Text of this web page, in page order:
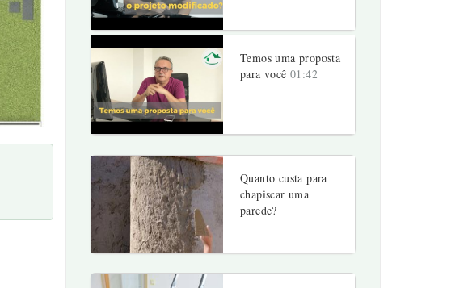
Temos uma proposta
para você01:42
Quanto custa para
chapiscar uma
parede?